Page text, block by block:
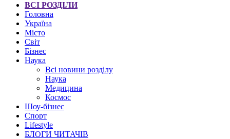
ВСІ РОЗДІЛИ
Головна
Україна
Місто
Світ
Бізнес
Наука
Всі новини розділу
Наука
Медицина
Космос
Шоу-бізнес
Спорт
Lifestyle
БЛОГИ ЧИТАЧІВ